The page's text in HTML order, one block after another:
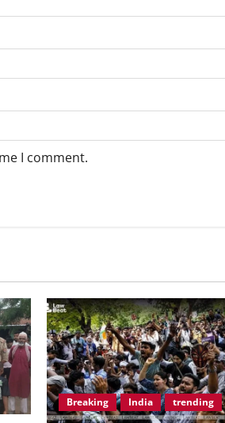
I comment.
Breaking India trending